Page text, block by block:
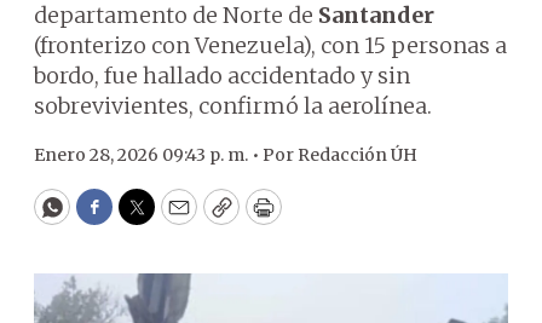
departamento de Norte de Santander
(fronterizo con Venezuela), con 15 personas a
bordo, fue hallado accidentado y sin
sobrevivientes, confirmó la aerolínea.
Enero 28, 2026 09:43 p. m. • Por Redacción ÚH
WhatsApp
Facebook
Twitter
EmailCopyPrint